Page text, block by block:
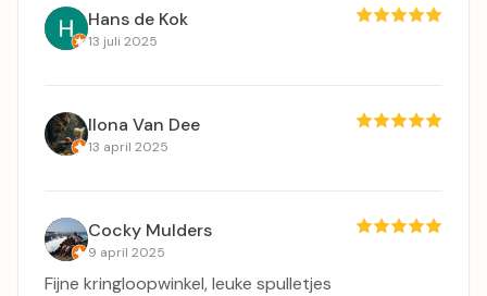
Hans de Kok
13 juli 2025
Ilona Van Dee
13 april 2025
Cocky Mulders
9 april 2025
Fijne kringloopwinkel, leuke spulletjes